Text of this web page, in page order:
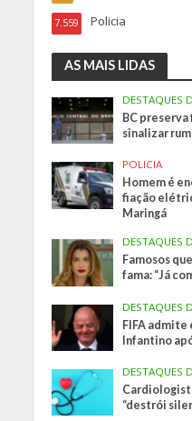
Policia
7.559
AS MAIS LIDAS
DESTAQUES
BC
sinalizar
POLICIA
Homem é
fiação
Maringá
DESTAQUES
Famosos
fama: “Já
DESTAQUES
FIFA admite
Infantino
DESTAQUES
“destrói